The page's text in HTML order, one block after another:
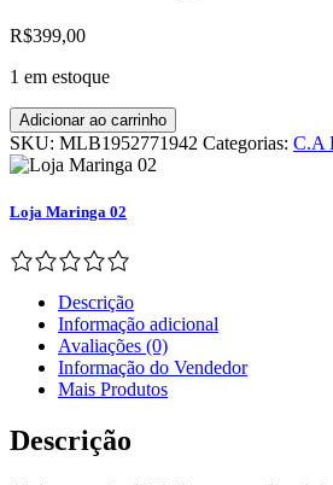
R$399,00
1 em estoque
Alojamento
Farol
Ld
Toro
Usado
Original
quantidade
Adicionar ao carrinho
SKU: MLB1952771942 Categorias: C.A
Loja Maringa 02
Descrição
Informação adicional
Avaliações (0)
Informação do Vendedor
Mais Produtos
Descrição